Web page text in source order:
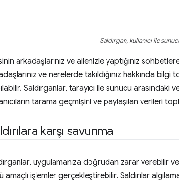
Saldırgan, kullanıcı ile
arkadaşlarınız ve ailenizle yaptığınız
ve nerelerde takıldığınız hakkında
Saldırganlar, tarayıcı ile sunucu arasındaki
tarama geçmişini ve paylaşılan verileri
karşı savunma
uygulamanıza doğrudan zarar verebilir
amaçlı işlemler gerçekleştirebilir. Saldırılar